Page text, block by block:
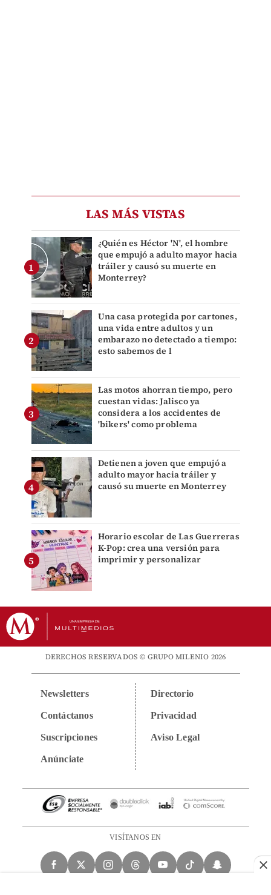
LAS MÁS VISTAS
¿Quién es Héctor 'N', el hombre
que empujó a adulto mayor hacia
tráiler y causó su muerte en
Monterrey?
Una casa protegida por cartones,
una vida entre adultos y un
embarazo no detectado a tiempo:
esto sabemos de l
Las motos ahorran tiempo, pero
cuestan vidas: Jalisco ya
considera a los accidentes de
'bikers' como problema
Detienen a joven que empujó a
adulto mayor hacia tráiler y
causó su muerte en Monterrey
Horario escolar de Las Guerreras
K-Pop: crea una versión para
imprimir y personalizar
DERECHOS RESERVADOS © GRUPO MILENIO 2026
Newsletters
Contáctanos
Suscripciones
Anúnciate
Directorio
Privacidad
Aviso Legal
VISÍTANOS EN